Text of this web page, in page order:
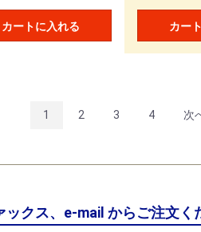
カートに入れる カー
1 2 3 4 次
クス、e-mail からご注文く